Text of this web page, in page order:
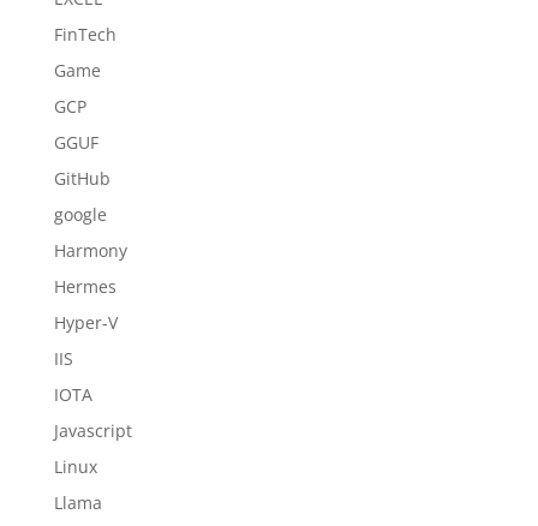
FinTech
Game
GCP
GGUF
GitHub
google
Harmony
Hermes
Hyper-V
IIS
IOTA
Javascript
Linux
Llama